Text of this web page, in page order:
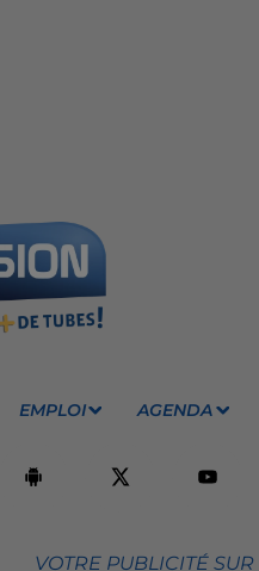
EMPLOI AGENDA
VOTRE PUBLICITÉ